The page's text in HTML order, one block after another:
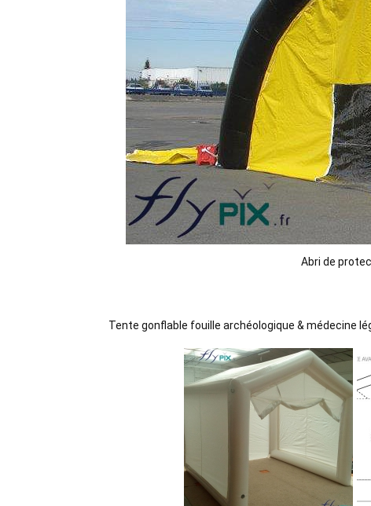
Abri de
Tente gonflable fouille archéologique & médecine